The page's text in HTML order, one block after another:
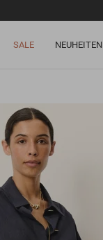
SALE NEUHEITEN